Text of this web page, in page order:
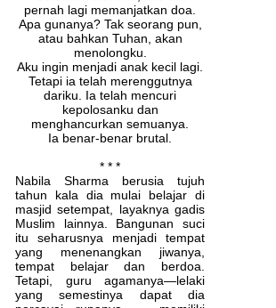
pernah lagi memanjatkan doa.
Apa gunanya? Tak seorang pun,
atau bahkan Tuhan, akan
menolongku.
Aku ingin menjadi anak kecil lagi.
Tetapi ia telah merenggutnya
dariku. Ia telah mencuri
kepolosanku dan
menghancurkan semuanya.
Ia benar-benar brutal.
* * *
Nabila Sharma berusia tujuh
tahun kala dia mulai belajar di
masjid setempat, layaknya gadis
Muslim lainnya. Bangunan suci
itu seharusnya menjadi tempat
yang menenangkan jiwanya,
tempat belajar dan berdoa.
Tetapi, guru agamanya—lelaki
yang semestinya dapat dia